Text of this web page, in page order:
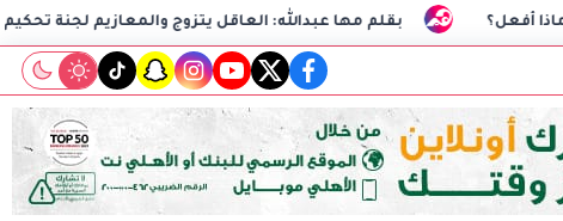
بقلم مها عبدالله: العاقل يتزوج والمعازيم لجنة تحكيم
facebook
twitter
youtube
instagram
snapchat
tiktok